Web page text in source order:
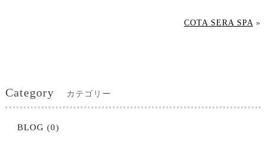
COTA SERA SPA »
Category カテゴリー
BLOG (0)